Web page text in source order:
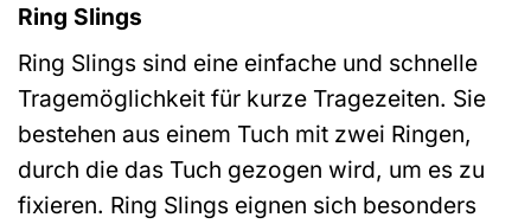
Ring Slings
Ring Slings sind eine einfache und schnelle
Tragemöglichkeit für kurze Tragezeiten. Sie
bestehen aus einem Tuch mit zwei Ringen,
durch die das Tuch gezogen wird, um es zu
fixieren. Ring Slings eignen sich besonders